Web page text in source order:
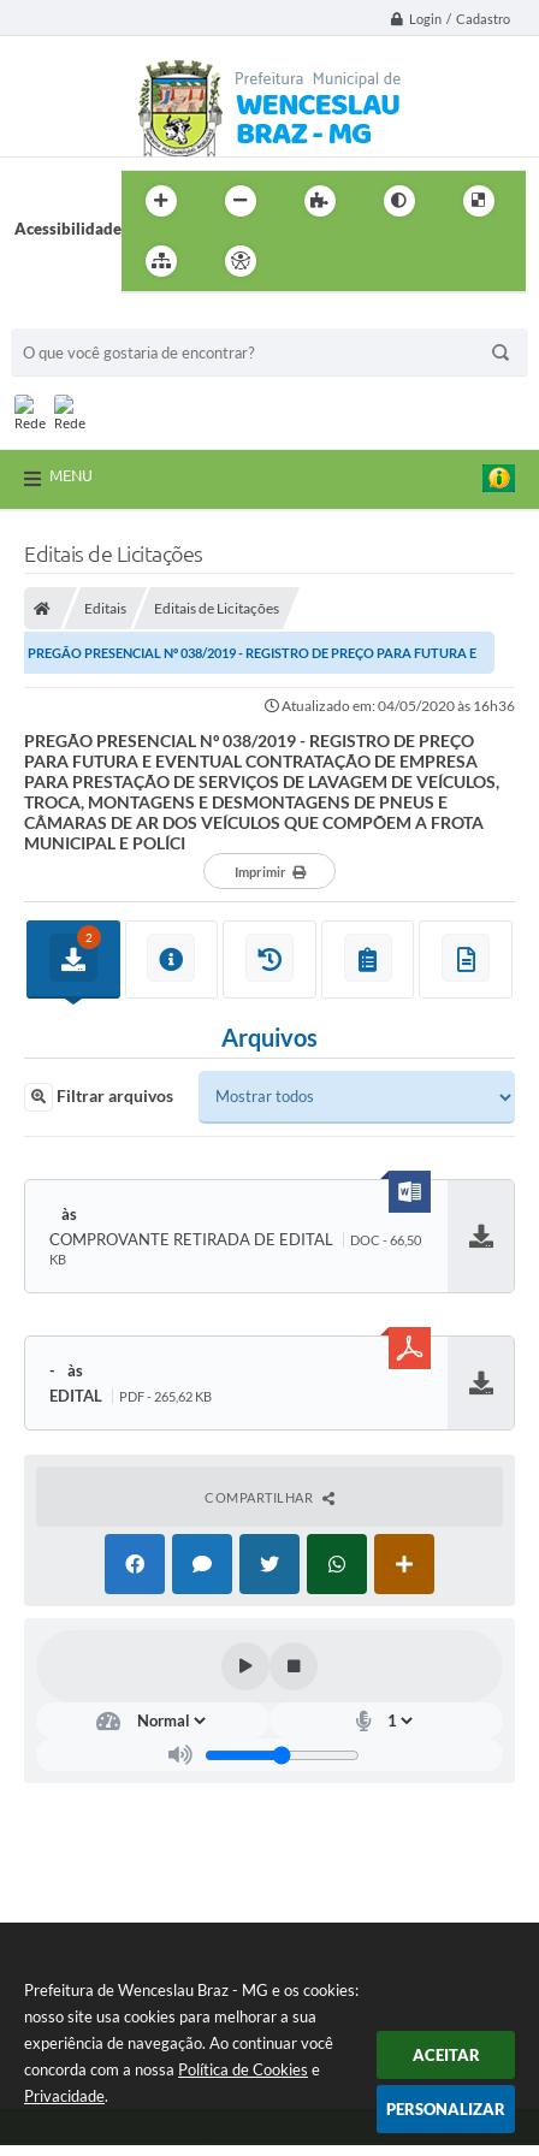
Prefeitura de Wenceslau Braz - MG e os cookies:
nosso site usa cookies para melhorar a sua
experiência de navegação. Ao continuar você
concorda com a nossa Política de Cookies e
Privacidade.
ACEITAR
PERSONALIZAR
Login / Cadastro
Acessibilidade
MENU
Editais de Licitações
Editais Editais de Licitações
PREGÃO PRESENCIAL Nº 038/2019 - REGISTRO DE PREÇO PARA FUTURA E
Atualizado em: 04/05/2020 às 16h36
PREGÃO PRESENCIAL Nº 038/2019 - REGISTRO DE PREÇO
PARA FUTURA E EVENTUAL CONTRATAÇÃO DE EMPRESA
PARA PRESTAÇÃO DE SERVIÇOS DE LAVAGEM DE VEÍCULOS,
TROCA, MONTAGENS E DESMONTAGENS DE PNEUS E
CÂMARAS DE AR DOS VEÍCULOS QUE COMPÕEM A FROTA
MUNICIPAL E POLÍCI
Imprimir
2
Arquivos
Filtrar arquivos
COMPROVANTE RETIRADA DE EDITAL
DOC - 66,50
KB
-
EDITAL
PDF - 265,62 KB
COMPARTILHAR
Telefone: (35) 99971-1768